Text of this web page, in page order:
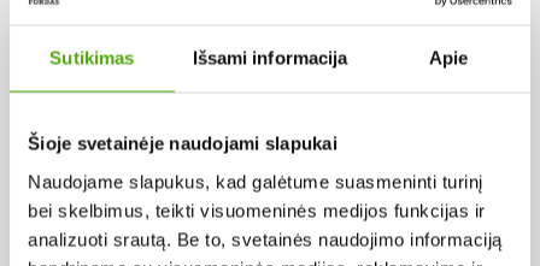
Sutikimas Išsami informacija Apie
Šioje svetainėje naudojami slapukai
Naudojame slapukus, kad galėtume suasmeninti turinį
bei skelbimus, teikti visuomeninės medijos funkcijas ir
analizuoti srautą. Be to, svetainės naudojimo informaciją
Lietuva
Rūšis:
Dokumentinis
Žanras:
Dokumentika